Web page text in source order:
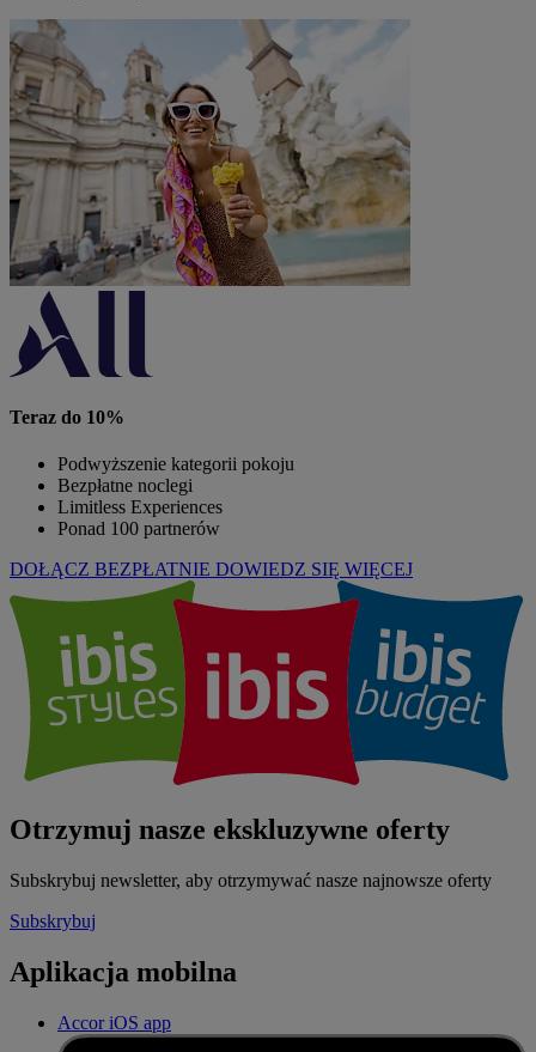
Teraz do 10%
Podwyższenie kategorii pokoju
Bezpłatne noclegi
Limitless Experiences
Ponad 100 partnerów
DOŁĄCZ BEZPŁATNIE DOWIEDZ SIĘ WIĘCEJ
Otrzymuj nasze ekskluzywne oferty
Subskrybuj newsletter, aby otrzymywać nasze najnowsze oferty
Subskrybuj
Aplikacja mobilna
Accor iOS app